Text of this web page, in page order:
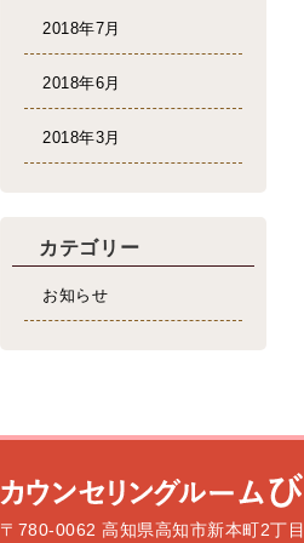
2018年7月
2018年6月
2018年3月
カテゴリー
お知らせ
〒780-0062 高知県高知市新本町2丁